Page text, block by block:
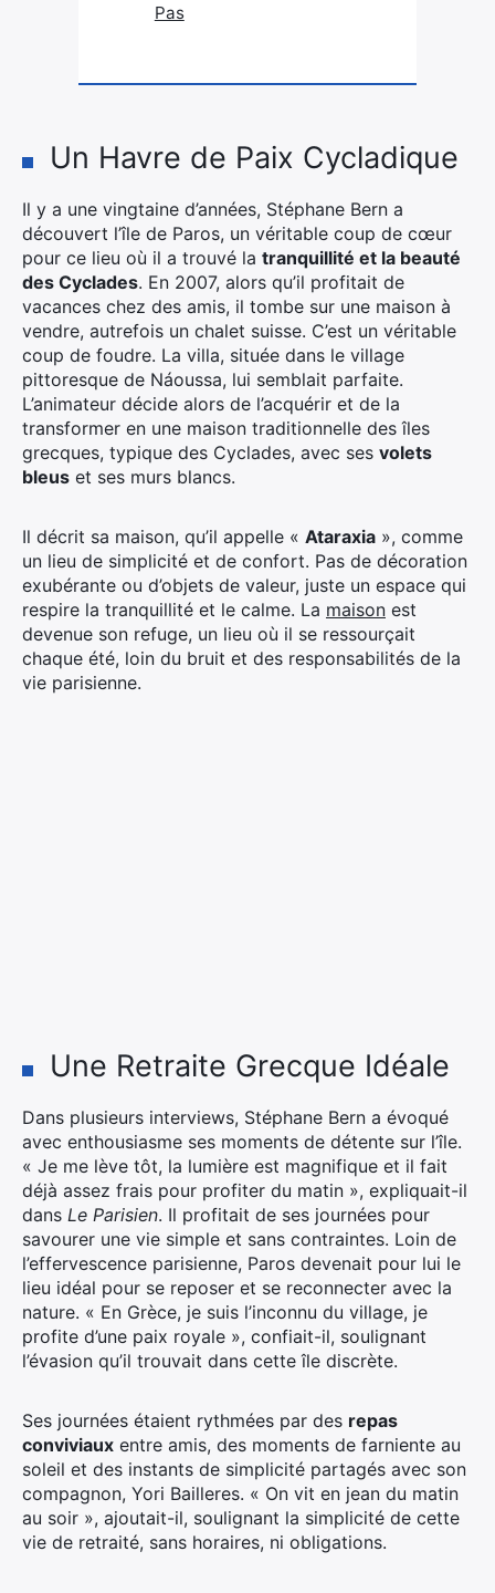
Pas
Un Havre de Paix Cycladique
Il y a une vingtaine d’années, Stéphane Bern a
découvert l’île de Paros, un véritable coup de cœur
pour ce lieu où il a trouvé la tranquillité et la beauté
des Cyclades. En 2007, alors qu’il profitait de
vacances chez des amis, il tombe sur une maison à
vendre, autrefois un chalet suisse. C’est un véritable
coup de foudre. La villa, située dans le village
pittoresque de Náoussa, lui semblait parfaite.
L’animateur décide alors de l’acquérir et de la
transformer en une maison traditionnelle des îles
grecques, typique des Cyclades, avec ses volets
bleus et ses murs blancs.
Il décrit sa maison, qu’il appelle « Ataraxia », comme
un lieu de simplicité et de confort. Pas de décoration
exubérante ou d’objets de valeur, juste un espace qui
respire la tranquillité et le calme. La maison est
devenue son refuge, un lieu où il se ressourçait
chaque été, loin du bruit et des responsabilités de la
vie parisienne.
Une Retraite Grecque Idéale
Dans plusieurs interviews, Stéphane Bern a évoqué
avec enthousiasme ses moments de détente sur l’île.
« Je me lève tôt, la lumière est magnifique et il fait
déjà assez frais pour profiter du matin », expliquait-il
dans Le Parisien. Il profitait de ses journées pour
savourer une vie simple et sans contraintes. Loin de
l’effervescence parisienne, Paros devenait pour lui le
lieu idéal pour se reposer et se reconnecter avec la
nature. « En Grèce, je suis l’inconnu du village, je
profite d’une paix royale », confiait-il, soulignant
l’évasion qu’il trouvait dans cette île discrète.
Ses journées étaient rythmées par des repas
conviviaux entre amis, des moments de farniente au
soleil et des instants de simplicité partagés avec son
compagnon, Yori Bailleres. « On vit en jean du matin
au soir », ajoutait-il, soulignant la simplicité de cette
vie de retraité, sans horaires, ni obligations.